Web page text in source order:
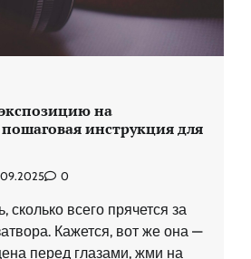
на
инструкция для
0
всего прячется за
Кажется, вот же она —
перед глазами, жми на